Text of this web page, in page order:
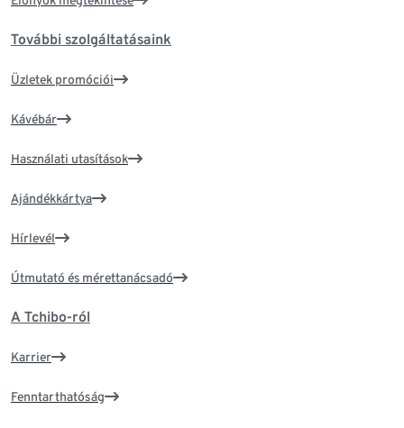
További szolgáltatásaink
Üzletek promóciói
Kávébár
Használati utasítások
Ajándékkártya
Hírlevél
Útmutató és mérettanácsadó
A Tchibo-ról
Karrier
Fenntarthatóság